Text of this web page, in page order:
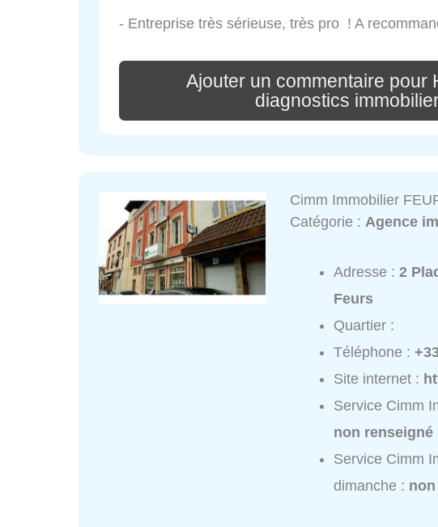
- Entreprise très sérieuse, très pro ! A
Ajouter un commentaire pour
diagnostics
Cimm Immobilier
Catégorie :Agence
Adresse :2
Feurs
Quartier :
Téléphone :
Site internet :
Service Cimm
non renseigné
Service Cimm
dimanche :